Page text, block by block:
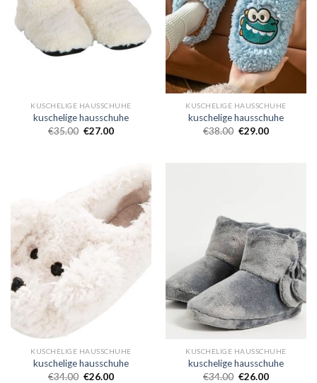
KUSCHELIGE HAUSSCHUHE
kuschelige hausschuhe
€35.00 €27.00
KUSCHELIGE HAUSSCHUHE
kuschelige hausschuhe
€38.00 €29.00
KUSCHELIGE HAUSSCHUHE
kuschelige hausschuhe
€34.00 €26.00
KUSCHELIGE HAUSSCHUHE
kuschelige hausschuhe
€34.00 €26.00